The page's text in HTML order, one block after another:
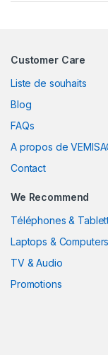
Customer Care
Liste de souhaits
Blog
FAQs
A propos de
Contact
We Recommend
Téléphones &
Laptops & Computers
TV & Audio
Promotions